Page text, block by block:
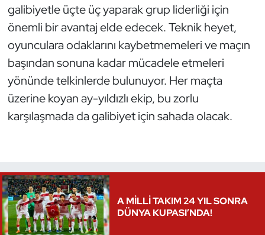
galibiyetle üçte üç yaparak grup liderliği için
önemli bir avantaj elde edecek. Teknik heyet,
oyunculara odaklarını kaybetmemeleri ve maçın
başından sonuna kadar mücadele etmeleri
yönünde telkinlerde bulunuyor. Her maçta
üzerine koyan ay-yıldızlı ekip, bu zorlu
karşılaşmada da galibiyet için sahada olacak.
A MİLLİ TAKIM 24 YIL SONRA
DÜNYA KUPASI’NDA!
Özel Sporcular
Paralimpik
Ragbi
Satranç
Tekvando
Tenis